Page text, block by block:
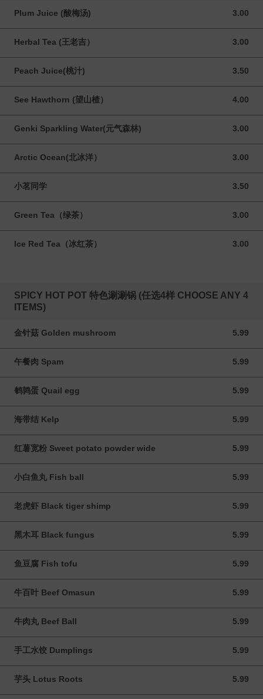
Plum Juice (酸梅汤) 3.00
3.00 CAD
Herbal Tea (王老吉） 3.00
3.00 CAD
Peach Juice(桃汁) 3.50
3.50 CAD
See Hawthorn (望山楂） 4.00
4.00 CAD
Genki Sparkling Water(元气森林) 3.00
3.00 CAD
Arctic Ocean(北冰洋） 3.00
3.00 CAD
小茗同学 3.50
3.50 CAD
Green Tea（绿茶） 3.00
3.00 CAD
Ice Red Tea（冰红茶） 3.00
3.00 CAD
SPICY HOT POT 特色涮涮锅 (任选4样 CHOOSE ANY 4
ITEMS)
金针菇 Golden mushroom 5.99
5.99 CAD
午餐肉 Spam 5.99
5.99 CAD
鹌鹑蛋 Quail egg 5.99
5.99 CAD
海带结 Kelp 5.99
5.99 CAD
红薯宽粉 Sweet potato powder wide 5.99
5.99 CAD
小白鱼丸 Fish ball 5.99
5.99 CAD
老虎虾 Black tiger shimp 5.99
5.99 CAD
黑木耳 Black fungus 5.99
5.99 CAD
鱼豆腐 Fish tofu 5.99
5.99 CAD
牛百叶 Beef Omasun 5.99
5.99 CAD
牛肉丸 Beef Ball 5.99
5.99 CAD
手工水饺 Dumplings 5.99
5.99 CAD
芋头 Lotus Roots 5.99
5.99 CAD